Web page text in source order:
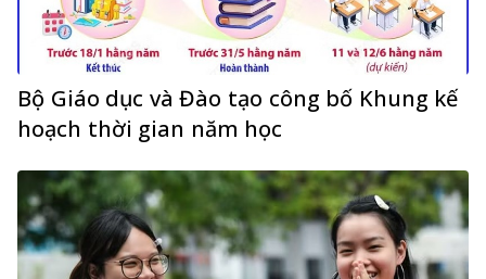
Bộ Giáo dục và Đào tạo công bố Khung kế
hoạch thời gian năm học